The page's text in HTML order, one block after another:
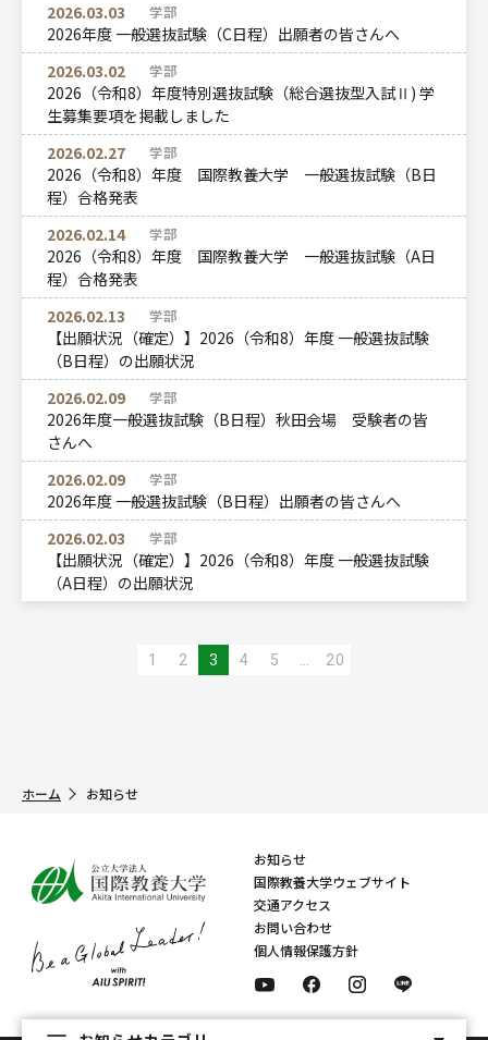
2026.03.03
学部
2026年度 一般選抜試験（C日程）出願者の皆さんへ
2026.03.02
学部
2026（令和8）年度特別選抜試験（総合選抜型入試Ⅱ) 学
生募集要項を掲載しました
2026.02.27
学部
2026（令和8）年度 国際教養大学 一般選抜試験（B日
程）合格発表
2026.02.14
学部
2026（令和8）年度 国際教養大学 一般選抜試験（A日
程）合格発表
2026.02.13
学部
【出願状況（確定）】2026（令和8）年度 一般選抜試験
（B日程）の出願状況
2026.02.09
学部
2026年度一般選抜試験（B日程）秋田会場 受験者の皆
さんへ
2026.02.09
学部
2026年度 一般選抜試験（B日程）出願者の皆さんへ
2026.02.03
学部
【出願状況（確定）】2026（令和8）年度 一般選抜試験
（A日程）の出願状況
送
1 2 3 4 5 20
ホーム お知らせ
お知らせ
国際教養大学ウェブサイト
交通アクセス
お問い合わせ
個人情報保護方針